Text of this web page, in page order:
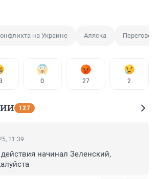
на Украине Аляска
0 27 2
127
11:39
начинал Зеленский,